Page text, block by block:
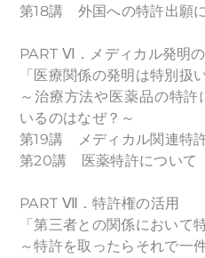
第18講 外国への特許出願に
PART Ⅵ．メディカル発明
「医療関係の発明は特別扱い
～治療方法や医薬品の特
いるのはなぜ？～
第19講 メディカル関連特
第20講 医薬特許について
PART Ⅶ．特許権の活用
「第三者との関係において
～特許を取ったらそれで一